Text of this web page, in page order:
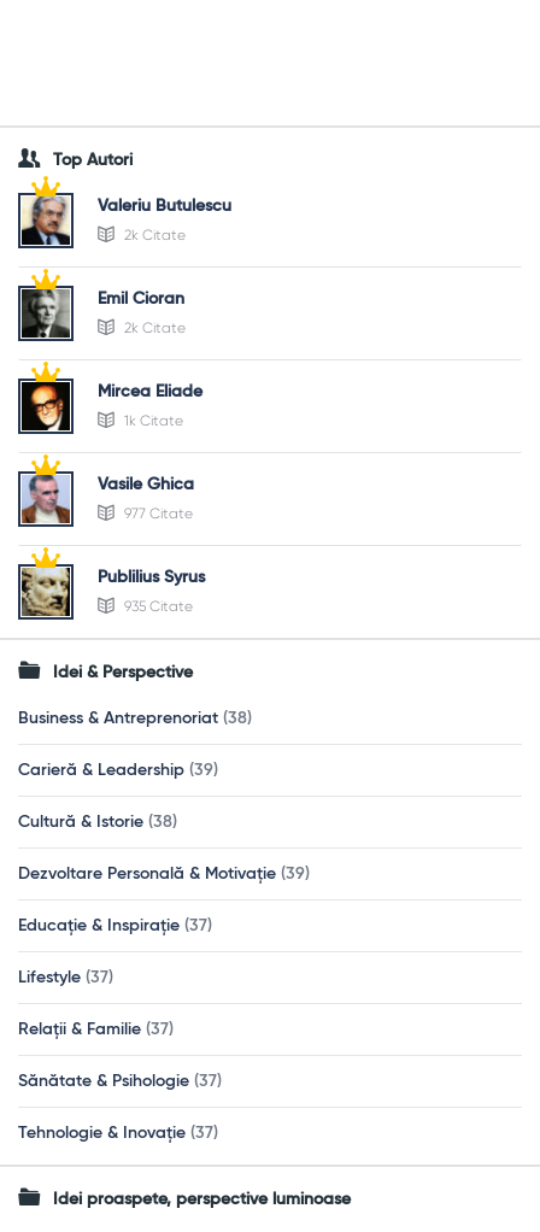
Top Autori
Valeriu Butulescu
2k Citate
Emil Cioran
2k Citate
Mircea Eliade
1k Citate
Vasile Ghica
977 Citate
Publilius Syrus
935 Citate
Idei & Perspective
Business & Antreprenoriat (38)
Carieră & Leadership (39)
Cultură & Istorie (38)
Dezvoltare Personală & Motivație (39)
Educație & Inspirație (37)
Lifestyle (37)
Relații & Familie (37)
Sănătate & Psihologie (37)
Tehnologie & Inovație (37)
Idei proaspete, perspective luminoase